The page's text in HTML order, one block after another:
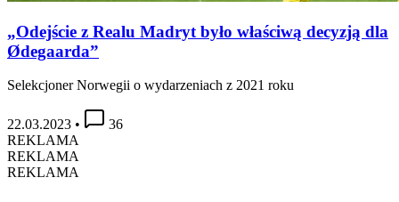
„Odejście z Realu Madryt było właściwą decyzją dla
Ødegaarda”
Selekcjoner Norwegii o wydarzeniach z 2021 roku
22.03.2023 •
36
REKLAMA
REKLAMA
REKLAMA